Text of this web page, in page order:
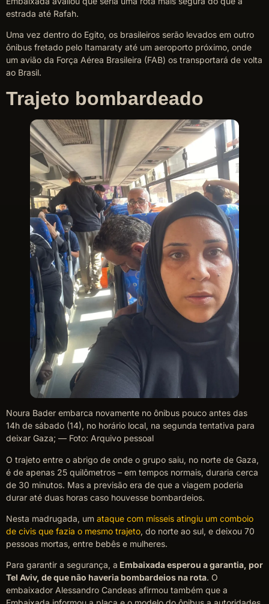
estrada até Rafah.
Uma vez dentro do Egito, os brasileiros serão levados em outro
ônibus fretado pelo Itamaraty até um aeroporto próximo, onde
um avião da Força Aérea Brasileira (FAB) os transportará de volta
ao Brasil.
Trajeto bombardeado
Noura Bader embarca novamente no ônibus pouco antes das
14h de sábado (14), no horário local, na segunda tentativa para
deixar Gaza; — Foto: Arquivo pessoal
O trajeto entre o abrigo de onde o grupo saiu, no norte de Gaza,
é de apenas 25 quilômetros – em tempos normais, duraria cerca
de 30 minutos. Mas a previsão era de que a viagem poderia
durar até duas horas caso houvesse bombardeios.
Nesta madrugada, um ataque com mísseis atingiu um comboio
de civis que fazia o mesmo trajeto, do norte ao sul, e deixou 70
pessoas mortas, entre bebês e mulheres.
Para garantir a segurança, a Embaixada esperou a garantia, por
Tel Aviv, de que não haveria bombardeios na rota. O
embaixador Alessandro Candeas afirmou também que a